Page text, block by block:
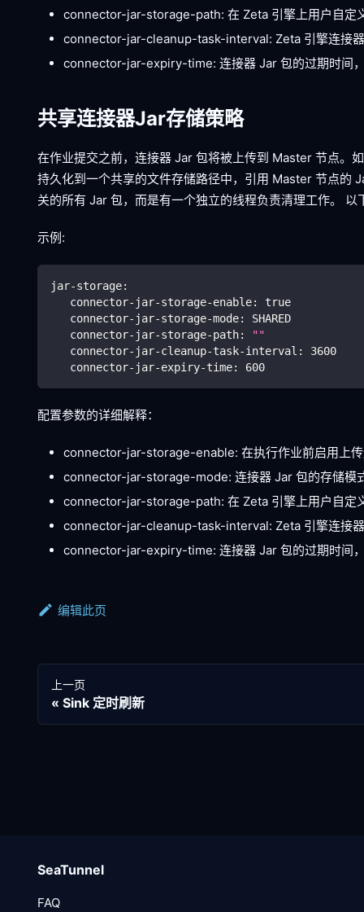
connector-jar-storage-path: 在 Zeta 引擎上用户自定
connector-jar-cleanup-task-interval: Zeta 引擎连接
connector-jar-expiry-time: 连接器 Jar 包的过期时间
共享连接器Jar存储策略
在作业提交之前，连接器 Jar 包将被上传到 Master 节点。
持久化到一个共享的文件存储路径中，引用 Master 节点的
关的所有 Jar 包，而是有一个独立的线程负责清理工作。
示例:
jar-storage:
connector-jar-storage-enable:
true
connector-jar-storage-mode:
SHARED
connector-jar-storage-path:
""
connector-jar-cleanup-task-interval :
3600
connector-jar-expiry-time: 600
配置参数的详细解释：
connector-jar-storage-enable: 在执行作业前启用上
connector-jar-storage-mode: 连接器 Jar 包的存储模
connector-jar-storage-path: 在 Zeta 引擎上用户自定
connector-jar-cleanup-task-interval: Zeta 引擎连接
connector-jar-expiry-time: 连接器 Jar 包的过期时间
编辑此页
上一页
Sink 定时刷新
SeaTunnel
FAQ